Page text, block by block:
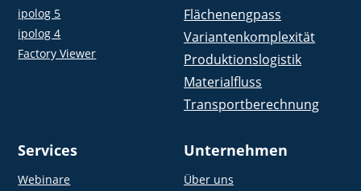
ipolog 5
ipolog 4
Factory Viewer
Flächenengpass
Variantenkomplexität
Produktionslogistik
Materialfluss
Transportberechnung
Services
Webinare
Unternehmen
Über uns